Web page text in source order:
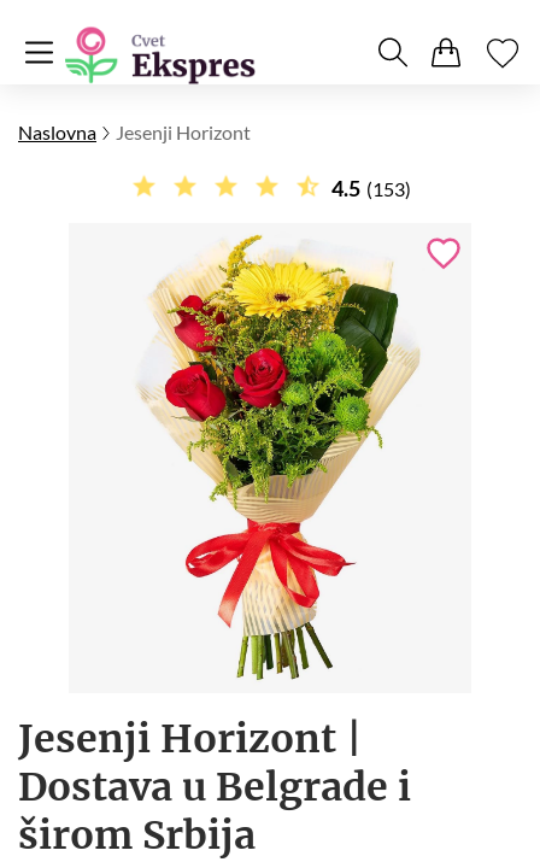
Naslovna Jesenji Horizont
4.5 (153)
Jesenji Horizont |
Dostava u Belgrade i
širom Srbija